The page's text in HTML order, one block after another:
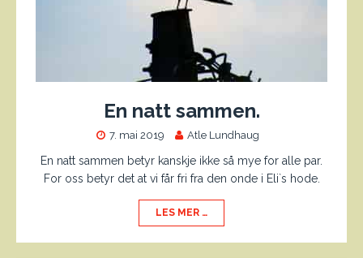
En natt sammen.
7. mai 2019 Atle Lundhaug
En natt sammen betyr kanskje ikke så mye for alle par.
For oss betyr det at vi får fri fra den onde i Eli`s hode.
LES MER …